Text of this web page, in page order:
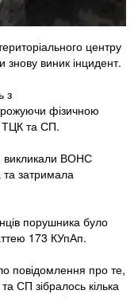
центру
знову виник інцидент.
з
фізичною
ТЦК та СП.
викликали ВОНС
та затримала
порушника було
173 КУпАп.
повідомлення про те,
СП зібралось кілька